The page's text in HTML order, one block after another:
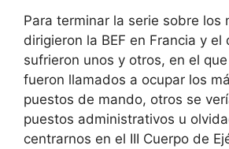
Para terminar la serie sobre los
dirigieron la BEF en Francia y el
sufrieron unos y otros, en el
fueron llamados a ocupar los
puestos de mando, otros se
puestos administrativos u
centrarnos en el III Cuerpo de